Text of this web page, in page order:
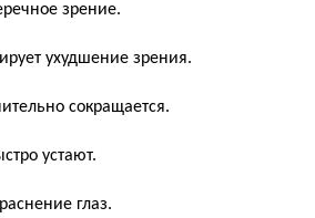
зрение.
ухудшение зрения.
сокращается.
устают.
глаз.